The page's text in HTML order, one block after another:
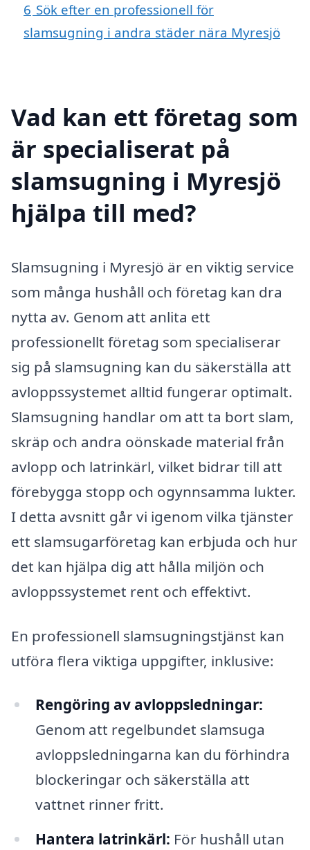
6 Sök efter en professionell för
slamsugning i andra städer nära Myresjö
Vad kan ett företag som
är specialiserat på
slamsugning i Myresjö
hjälpa till med?
Slamsugning i Myresjö är en viktig service
som många hushåll och företag kan dra
nytta av. Genom att anlita ett
professionellt företag som specialiserar
sig på slamsugning kan du säkerställa att
avloppssystemet alltid fungerar optimalt.
Slamsugning handlar om att ta bort slam,
skräp och andra oönskade material från
avlopp och latrinkärl, vilket bidrar till att
förebygga stopp och ogynnsamma lukter.
I detta avsnitt går vi igenom vilka tjänster
ett slamsugarföretag kan erbjuda och hur
det kan hjälpa dig att hålla miljön och
avloppssystemet rent och effektivt.
En professionell slamsugningstjänst kan
utföra flera viktiga uppgifter, inklusive:
Rengöring av avloppsledningar:
Genom att regelbundet slamsuga
avloppsledningarna kan du förhindra
blockeringar och säkerställa att
vattnet rinner fritt.
Hantera latrinkärl: För hushåll utan